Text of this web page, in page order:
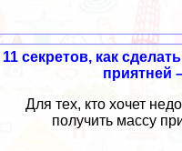
11 секретов, как
приятней
Для тех, кто хочет
получить массу